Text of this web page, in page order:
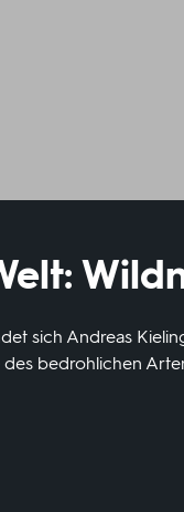
sich Andreas
bedrohlichen